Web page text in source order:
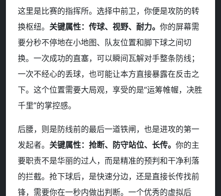
这里是比赛的指挥所。选择中前卫，你便是攻防的转
换枢纽。 关键属性：传球、视野、耐力。 你的屏幕需
要分秒不停地在小地图、队友位置和脚下球之间切
换。一次成功的直塞，可以瞬间瓦解对手整条防线；
一次不经心的丢球，也可能让本方直接暴露在反击之
下。这个位置需要大局观，享受的是“运筹帷幄，决胜
千里”的掌控感。
后腰，则是防线前的最后一道铁闸，也是进攻的第一
发起者。 关键属性：抢断、防守站位、长传。 你的主
要职责不是华丽的过人，而是精准的预判和干净利落
的拦截。抢下球后，是快速分边，还是直接长传找前
锋，需要你在一秒内做出判断。一个优秀的虚拟后